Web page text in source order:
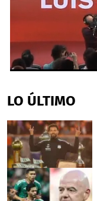
of
2
34
seconds
LO ÚLTIMO